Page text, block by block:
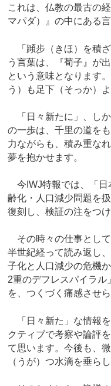
これは、仏教の最古の
マパダ）』の中にある
「蹞步（きほ）を積
う言葉は、『荀子』が
という意味となります
う）も足下（そっか）
「日々新たに」、し
の一歩は、千里の道を
力ながらも、積み重な
夢を抱かせます。
今IWJ特報では、「日
齢化・人口減少問題を
復刻し、検証の注をつ
その時々の仕事とし
半世紀経って読み返し
子化と人口減少の危機
2重のデフレスパイラル
を、つくづく痛感させら
「日々新た」な情報
クティブで考察や論評
て思います。今後も、
（うが）つ水滴を垂ら